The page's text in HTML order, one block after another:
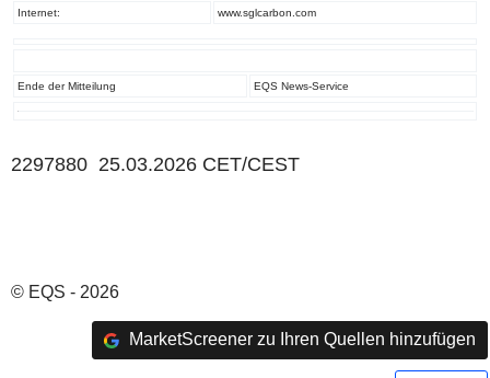
Internet: www.sglcarbon.com
Ende der Mitteilung EQS News-Service
2297880 25.03.2026 CET/CEST
© EQS - 2026
MarketScreener zu Ihren Quellen hinzufügen